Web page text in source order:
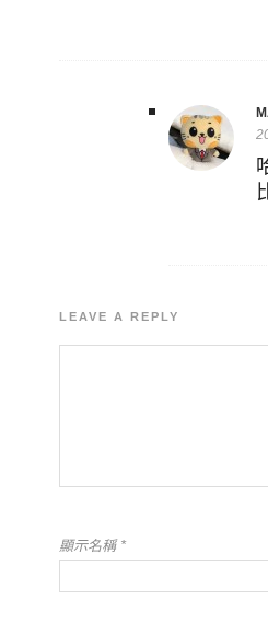
LEAVE A REPLY
顯示名稱 *